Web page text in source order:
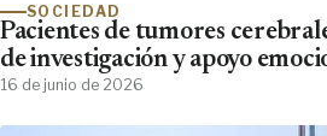
SOCIEDAD
Pacientes de tumores
de investigación y apoyo
16 de junio de 2026